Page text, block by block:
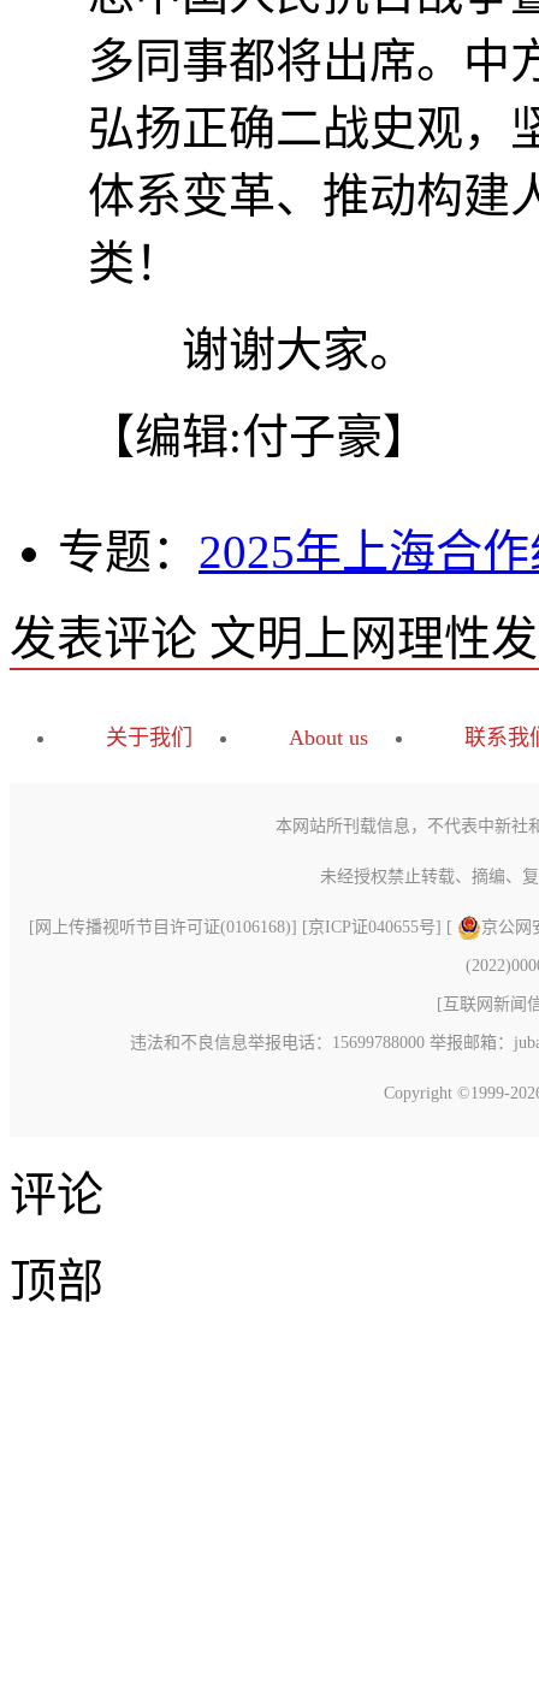
多同事都将出席。中
弘扬正确二战史观，
体系变革、推动构建
类！
谢谢大家。
【编辑:付子豪】
专题： 2025年上海合
发表评论 文明上网理性
关于我们 About us 联系我
本网站所刊载信息，不代表中新社
未经授权禁止转载、摘编、
[ 网上传播视听节目许可证(0106168)] [京ICP证040655号] [ 京公网
[ 互联网新闻
违法和不良信息举报电话：15699788000 举报邮箱：
Copyright ©1999-
评论
顶部